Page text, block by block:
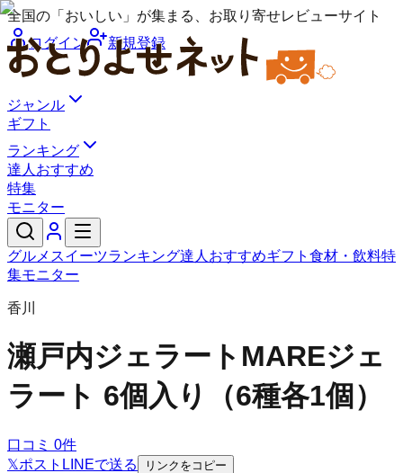
全国の「おいしい」が集まる、お取り寄せレビューサイト
ログイン
新規登録
ジャンル
ギフト
ランキング
達人おすすめ
特集
モニター
グルメ スイーツランキング達人おすすめギフト 食材・飲料特
集モニター
香川
瀬戸内ジェラートMAREジェ
ラート 6個入り（6種各1個）
口コミ 0件
𝕏ポスト LINEで送る リンクをコピー